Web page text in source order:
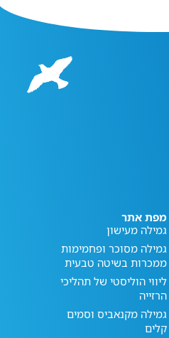
מפת אתר
גמילה מעישון
גמילה מסוכר ופחמימות
ממכרות בשיטה טבעית
ליווי הוליסטי של תהליכי
הרזייה
גמילה מקנאביס וסמים
קלים